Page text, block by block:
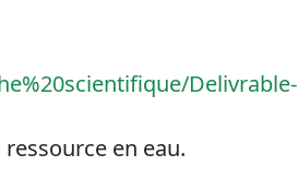
Delivrable-
en eau.